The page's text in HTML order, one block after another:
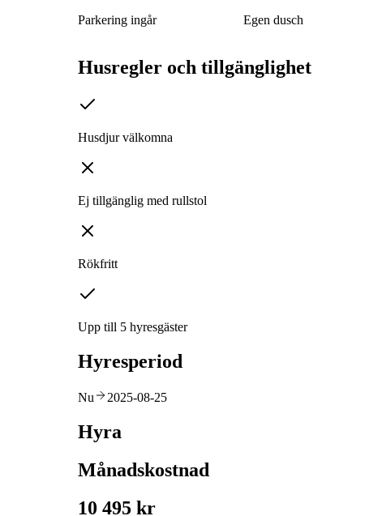
Parkering ingår Egen dusch
Husregler och tillgänglighet
Husdjur välkomna
Ej tillgänglig med rullstol
Rökfritt
Upp till 5 hyresgäster
Hyresperiod
Nu 2025-08-25
Hyra
Månadskostnad
10 495 kr